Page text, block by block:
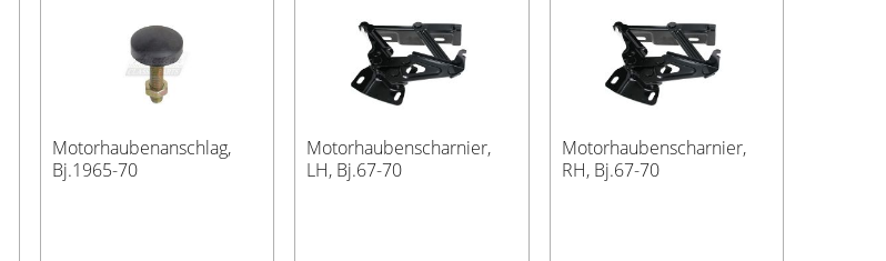
Motorhaubenanschlag,
Bj.1965-70
Motorhaubenscharnier,
LH, Bj.67-70
Motorhaubenscharnier,
RH, Bj.67-70